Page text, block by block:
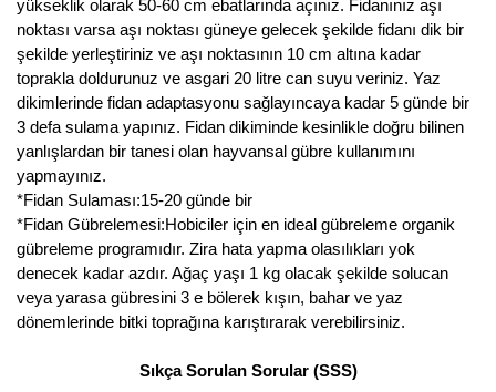
yükseklik olarak 50-60 cm ebatlarında açınız. Fidanınız aşı
noktası varsa aşı noktası güneye gelecek şekilde fidanı dik bir
şekilde yerleştiriniz ve aşı noktasının 10 cm altına kadar
toprakla doldurunuz ve asgari 20 litre can suyu veriniz. Yaz
dikimlerinde fidan adaptasyonu sağlayıncaya kadar 5 günde bir
3 defa sulama yapınız. Fidan dikiminde kesinlikle doğru bilinen
yanlışlardan bir tanesi olan hayvansal gübre kullanımını
yapmayınız.
*Fidan Sulaması:15-20 günde bir
*Fidan Gübrelemesi:Hobiciler için en ideal gübreleme organik
gübreleme programıdır. Zira hata yapma olasılıkları yok
denecek kadar azdır. Ağaç yaşı 1 kg olacak şekilde solucan
veya yarasa gübresini 3 e bölerek kışın, bahar ve yaz
dönemlerinde bitki toprağına karıştırarak verebilirsiniz.
Sıkça Sorulan Sorular (SSS)